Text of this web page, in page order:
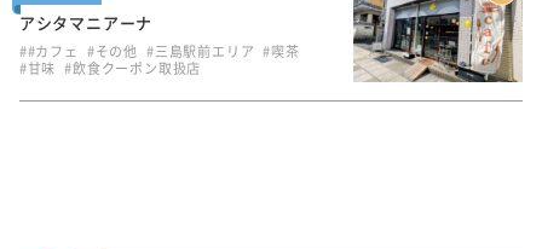
アシタマニアーナ
##カフェ #その他 #三島駅前エリア #喫茶
#甘味 #飲食クーポン取扱店